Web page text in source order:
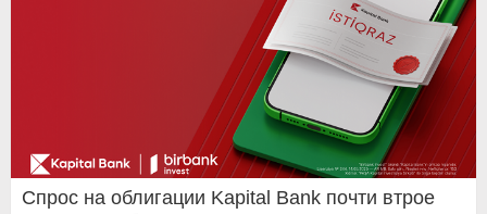
Спрос на облигации Kapital Bank почти втрое